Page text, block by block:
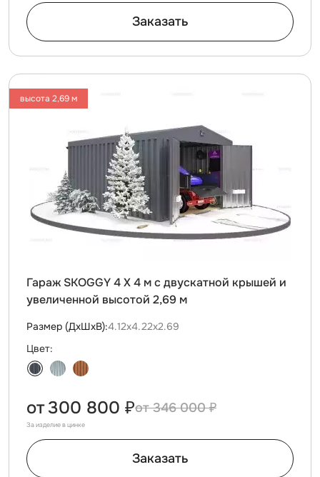
Заказать
высота 2,69 м
Гараж SKOGGY 4 Х 4 м с двускатной крышей и
увеличенной высотой 2,69 м
Размер (ДxШxВ):4.12х4.22х2.69
Цвет:
346 000 ₽
от300 800 ₽
За изделие в цинке
Заказать